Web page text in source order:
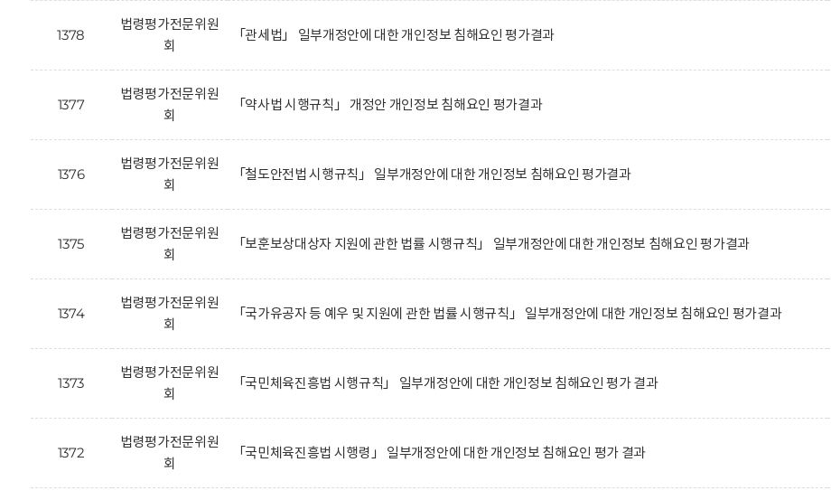
1378
법령평가전문위원
회
「관세법」 일부개정안에 대한 개인정보 침해요인 평가결과
1377
법령평가전문위원
회
「약사법 시행규칙」 개정안 개인정보 침해요인 평가결과
1376
법령평가전문위원
회
「철도안전법 시행규칙」 일부개정안에 대한 개인정보 침해요인 평가결과
1375
법령평가전문위원
회
「보훈보상대상자 지원에 관한 법률 시행규칙」 일부개정안에 대한 개인정보 침해요인 평가결과
1374
법령평가전문위원
회
「국가유공자 등 예우 및 지원에 관한 법률 시행규칙」 일부개정안에 대한 개인정보 침해요인 평가결과
1373
법령평가전문위원
회
「국민체육진흥법 시행규칙」 일부개정안에 대한 개인정보 침해요인 평가 결과
1372
법령평가전문위원
회
「국민체육진흥법 시행령」 일부개정안에 대한 개인정보 침해요인 평가 결과